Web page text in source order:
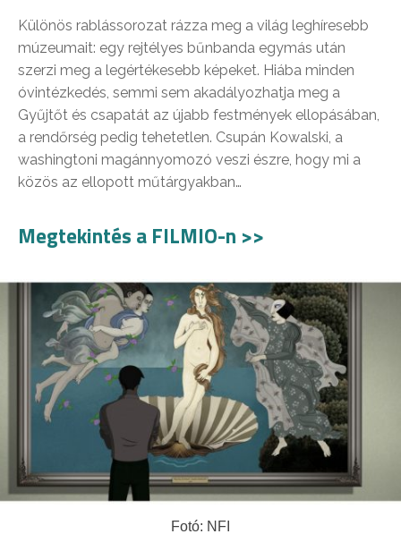
Különös rablássorozat rázza meg a világ leghíresebb
múzeumait: egy rejtélyes bűnbanda egymás után
szerzi meg a legértékesebb képeket. Hiába minden
óvintézkedés, semmi sem akadályozhatja meg a
Gyűjtőt és csapatát az újabb festmények ellopásában,
a rendőrség pedig tehetetlen. Csupán Kowalski, a
washingtoni magánnyomozó veszi észre, hogy mi a
közös az ellopott műtárgyakban…
Megtekintés a FILMIO-n >>
Fotó: NFI